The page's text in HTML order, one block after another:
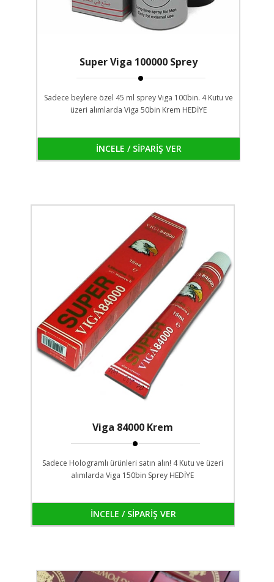
Super Viga 100000 Sprey
Sadece beylere özel 45 ml sprey Viga 100bin. 4 Kutu ve
üzeri alımlarda Viga 50bin Krem HEDİYE
İNCELE / SİPARİŞ VER
Viga 84000 Krem
Sadece Hologramlı ürünleri satın alın! 4 Kutu ve üzeri
alımlarda Viga 150bin Sprey HEDİYE
İNCELE / SİPARİŞ VER